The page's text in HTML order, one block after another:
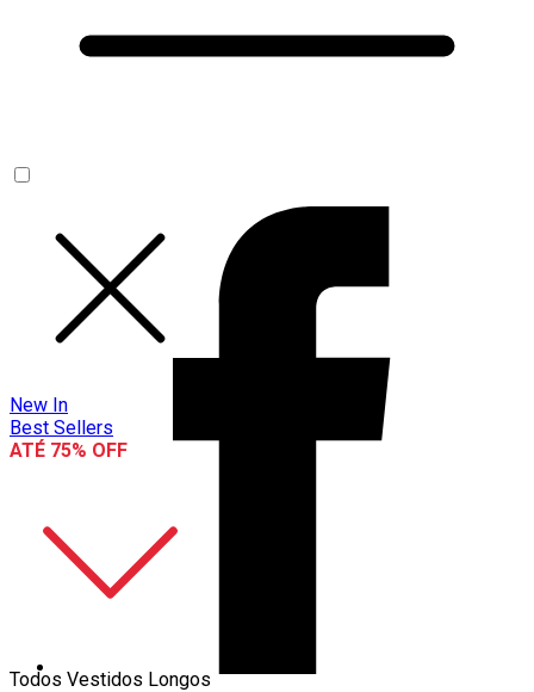
New In
Best Sellers
ATÉ 75% OFF
Todos Vestidos Longos